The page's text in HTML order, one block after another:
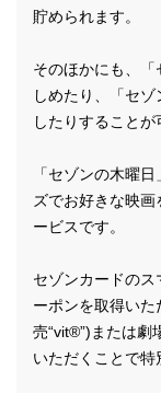
貯められます。
そのほかにも、
しめたり、「セ
したりすることが
「セゾンの木曜
ズでお好きな映
ービスです。
セゾンカードの
ーポンを取得いた
売“vit®”)または劇
いただくことで特